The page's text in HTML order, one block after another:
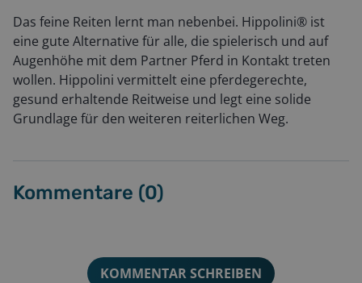
Das feine Reiten lernt man nebenbei. Hippolini® ist
eine gute Alternative für alle, die spielerisch und auf
Augenhöhe mit dem Partner Pferd in Kontakt treten
wollen. Hippolini vermittelt eine pferdegerechte,
gesund erhaltende Reitweise und legt eine solide
Grundlage für den weiteren reiterlichen Weg.
Kommentare (0)
KOMMENTAR SCHREIBEN